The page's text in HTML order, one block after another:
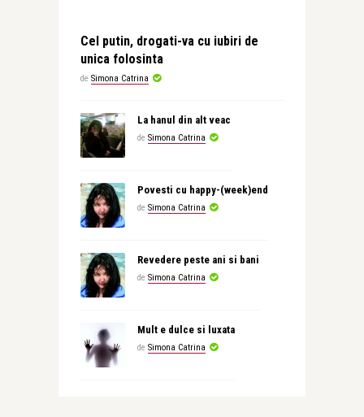
Cel putin, drogati-va cu iubiri de
unica folosinta
de Simona Catrina
La hanul din alt veac
de Simona Catrina
Povesti cu happy-(week)end
de Simona Catrina
Revedere peste ani si bani
de Simona Catrina
Mult e dulce si luxata
de Simona Catrina